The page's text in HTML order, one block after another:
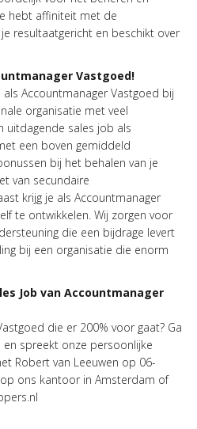
hebt affiniteit met de
resultaatgericht en beschikt over
Vastgoed!
Accountmanager Vastgoed bij
organisatie met veel
uitdagende sales job als
een boven gemiddeld
bij het behalen van je
van secundaire
krijg je als Accountmanager
te ontwikkelen. Wij zorgen voor
die een bijdrage levert
bij een organisatie die enorm
Job van Accountmanager
die er 200% voor gaat? Ga
spreekt onze persoonlijke
Robert van Leeuwen op 06-
ons kantoor in Amsterdam of